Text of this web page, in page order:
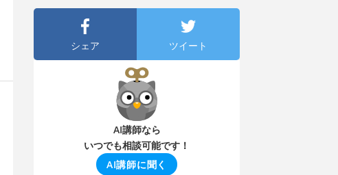
シェア ツイート
AI講師なら
いつでも相談可能です！
AI講師に聞く